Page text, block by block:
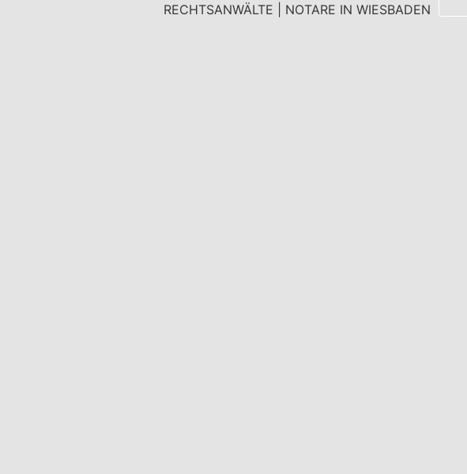
RECHTSANWÄLTE | NOTARE IN WIESBADEN